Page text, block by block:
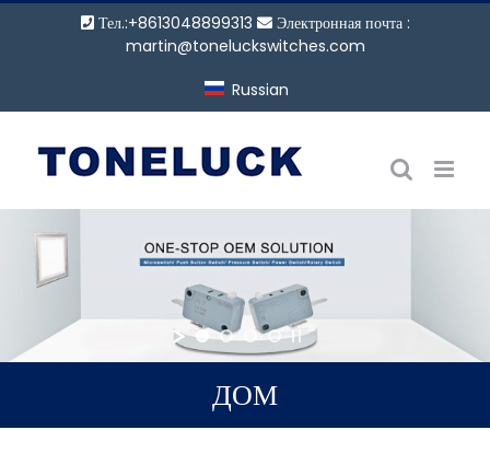
Тел.:+8613048899313
Электронная почта :
martin@toneluckswitches.com
Russian
ДОМ